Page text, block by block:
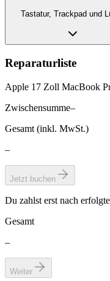
Tastatur, Trackpad und
Reparaturliste
Apple 17 Zoll MacBook
Zwischensumme–
Gesamt (inkl. MwSt.)
–
Jetzt buchen
Du zahlst erst nach
Gesamt
–
Weiter